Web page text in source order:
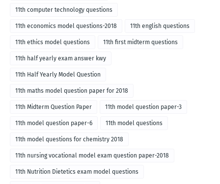
11th computer technology questions
11th economics model questions-2018 11th english questions
11th ethics model questions 11th first midterm questions
11th half yearly exam answer kwy
11th Half Yearly Model Question
11th maths model question paper for 2018
11th Midterm Question Paper 11th model question paper-3
11th model question paper-6 11th model questions
11th model questions for chemistry 2018
11th nursing vocational model exam question paper-2018
11th Nutrition Dietetics exam model questions